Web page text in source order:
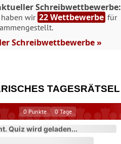
Schreibwettbewerbe:
haben wir 22 Wettbewerbe für
Schreibwettbewerbe »
TAGESRÄTSEL
0 Punkte 0 Tage
Quiz wird geladen...